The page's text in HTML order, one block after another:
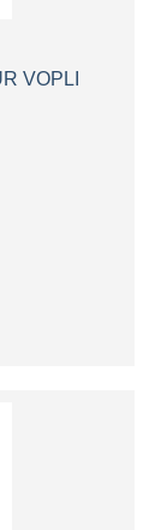
VOPLI